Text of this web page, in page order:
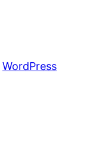
WordPress